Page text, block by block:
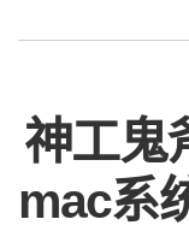
神工鬼
mac系